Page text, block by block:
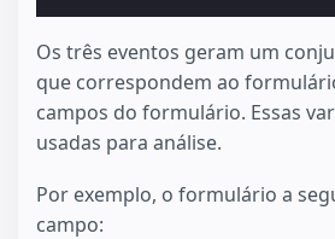
Os três eventos geram um
que correspondem ao
campos do formulário. Essas
usadas para análise.
Por exemplo, o formulário a
campo: